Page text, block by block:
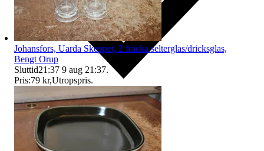
Ersättning om du inte får din vara
Johansfors, Uarda Skeppet, 2 fräcka selterglas/dricksglas,
Bengt Orup
Sluttid21:37 9 aug 21:37.
Pris:79 kr,Utropspris.